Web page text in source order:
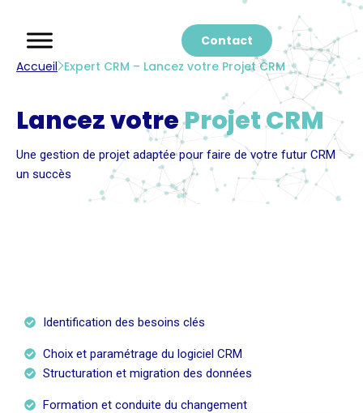
Contact
Accueil Expert CRM – Lancez votre Projet CRM
Lancez votreProjet CRM
Une gestion de projet adaptée pour faire de votre futur CRM
un succès
Identification des besoins clés
Choix et paramétrage du logiciel CRM
Structuration et migration des données
Formation et conduite du changement